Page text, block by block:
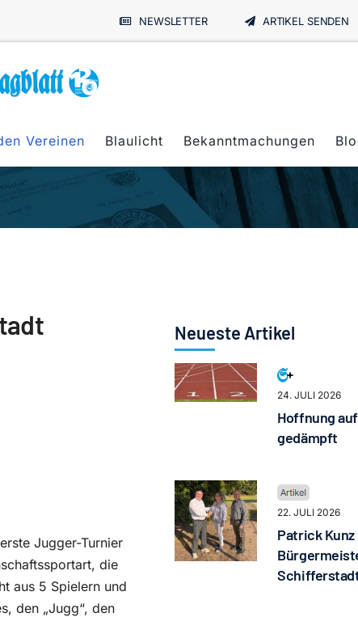
NEWSLETTER ARTIKEL SENDEN
Vereinen Blaulicht Bekanntmachungen
Jugger-Turnier
die
aus 5 Spielern und
den „Jugg“, den
Neueste Artikel
24. JULI 2026
Hoffnung
gedämpft
22. JULI 2026
Patrick